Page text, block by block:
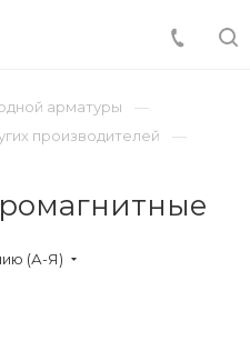
арматуры
производителей
(А-Я)